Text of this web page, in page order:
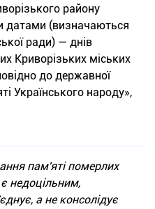
району
датами (визначаються
ради) — днів
Криворізьких міських
до державної
Українського народу»,
пам'яті померлих
недоцільним,
а не консолідує